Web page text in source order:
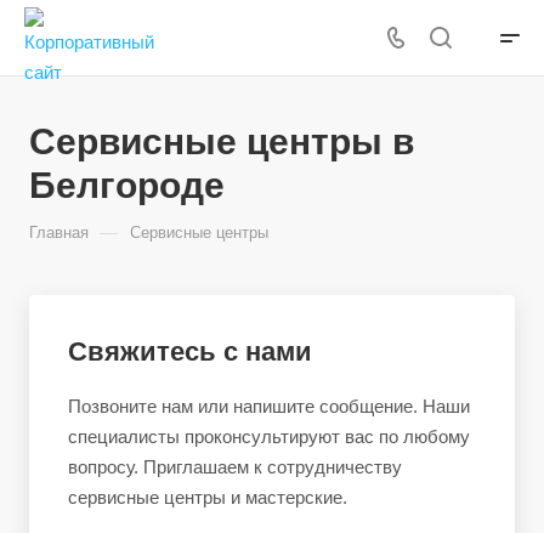
Сервисные центры в
Белгороде
Главная — Сервисные центры
Свяжитесь с нами
Позвоните нам или напишите сообщение. Наши
специалисты проконсультируют вас по любому
вопросу. Приглашаем к сотрудничеству
сервисные центры и мастерские.